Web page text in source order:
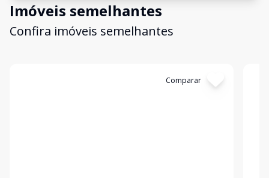
Imóveis semelhantes
Confira imóveis semelhantes
Comparar